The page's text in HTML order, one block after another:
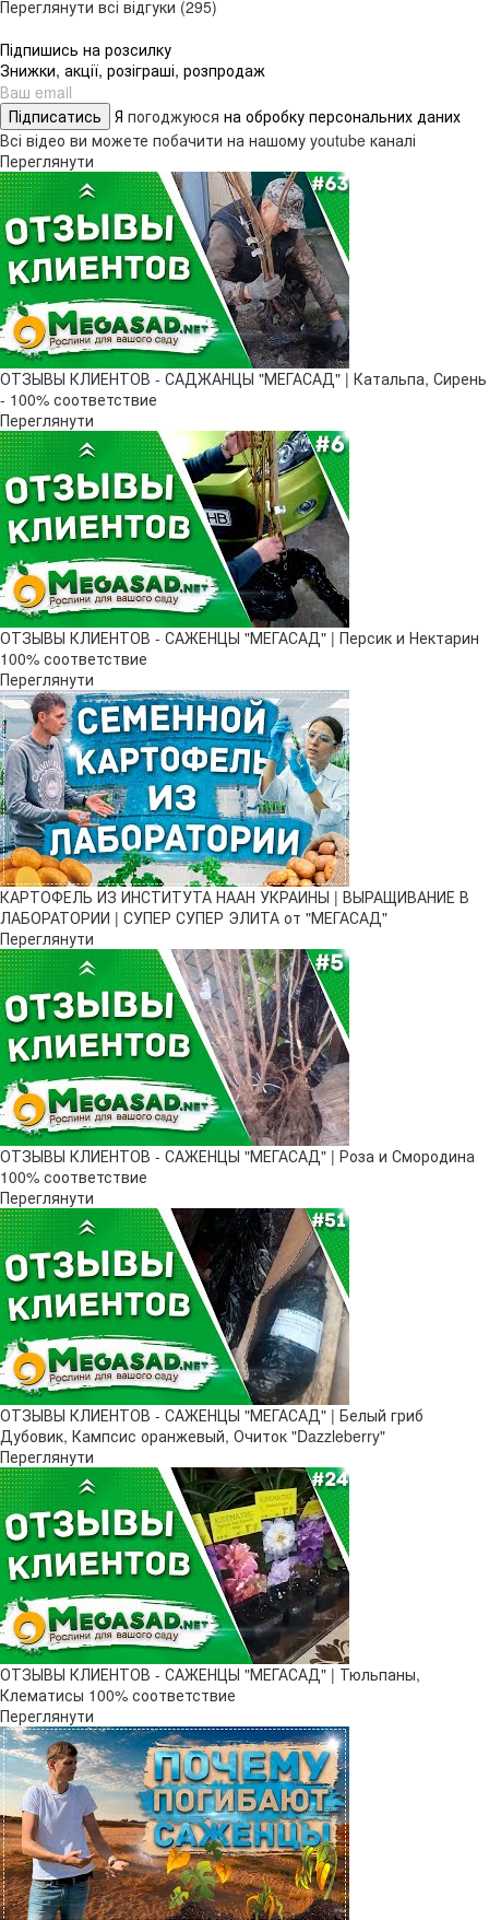
Переглянути всі відгуки (295)
Підпишись на розсилку
Знижки, акції, розіграші, розпродаж
Підписатись Я погоджуюся на обробку персональних даних
Всі відео ви можете побачити на нашому youtube каналі
Переглянути
ОТЗЫВЫ КЛИЕНТОВ - САДЖАНЦЫ "МЕГАСАД" | Катальпа, Сирень
- 100% соответствие
Переглянути
ОТЗЫВЫ КЛИЕНТОВ - САЖЕНЦЫ "МЕГАСАД" | Персик и Нектарин
100% соответствие
Переглянути
КАРТОФЕЛЬ ИЗ ИНСТИТУТА НААН УКРАИНЫ | ВЫРАЩИВАНИЕ В
ЛАБОРАТОРИИ | СУПЕР СУПЕР ЭЛИТА от "МЕГАСАД"
Переглянути
ОТЗЫВЫ КЛИЕНТОВ - САЖЕНЦЫ "МЕГАСАД" | Роза и Смородина
100% соответствие
Переглянути
ОТЗЫВЫ КЛИЕНТОВ - САЖЕНЦЫ "МЕГАСАД" | Белый гриб
Дубовик, Кампсис оранжевый, Очиток "Dazzleberry"
Переглянути
ОТЗЫВЫ КЛИЕНТОВ - САЖЕНЦЫ "МЕГАСАД" | Тюльпаны,
Клематисы 100% соответствие
Переглянути